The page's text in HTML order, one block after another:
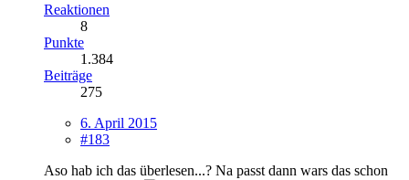
Reaktionen
8
Punkte
1.384
Beiträge
275
6. April 2015
#183
Aso hab ich das überlesen...? Na passt dann wars das schon